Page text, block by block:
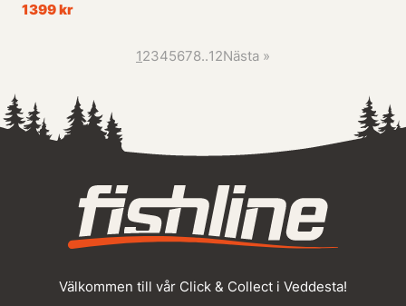
1399 kr
12345678..12Nästa »
Välkommen till vår Click & Collect i Veddesta!